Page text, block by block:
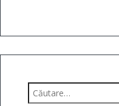
Caută
după: